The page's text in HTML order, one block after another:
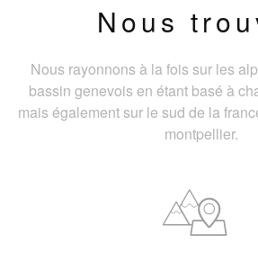
Nous
Nous rayonnons à la fois sur les
bassin genevois en étant basé à
mais également sur le sud de la
montpellier.